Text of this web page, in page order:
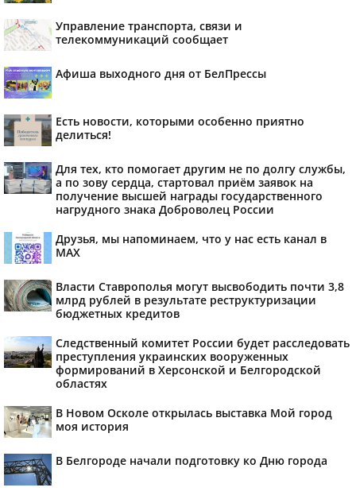
Управление транспорта, связи и
телекоммуникаций сообщает
Афиша выходного дня от БелПрессы
Есть новости, которыми особенно приятно
делиться!
Для тех, кто помогает другим не по долгу службы,
а по зову сердца, стартовал приём заявок на
получение высшей награды государственного
нагрудного знака Доброволец России
Друзья, мы напоминаем, что у нас есть канал в
МАХ
Власти Ставрополья могут высвободить почти 3,8
млрд рублей в результате реструктуризации
бюджетных кредитов
Следственный комитет России будет расследовать
преступления украинских вооруженных
формирований в Херсонской и Белгородской
областях
В Новом Осколе открылась выставка Мой город
моя история
В Белгороде начали подготовку ко Дню города